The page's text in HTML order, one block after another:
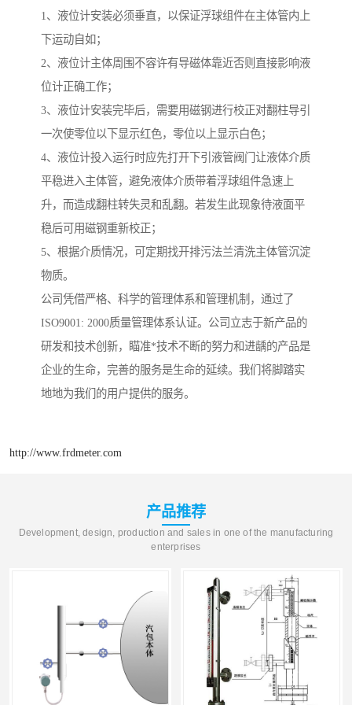
1、液位计安装必须垂直，以保证浮球组件在主体管内上
下运动自如；
2、液位计主体周围不容许有导磁体靠近否则直接影响液
位计正确工作；
3、液位计安装完毕后，需要用磁钢进行校正对翻柱导引
一次使零位以下显示红色，零位以上显示白色；
4、液位计投入运行时应先打开下引液管阀门让液体介质
平稳进入主体管，避免液体介质带着浮球组件急速上
升，而造成翻柱转失灵和乱翻。若发生此现象待液面平
稳后可用磁钢重新校正；
5、根据介质情况，可定期找开排污法兰清洗主体管沉淀
物质。
公司凭借严格、科学的管理体系和管理机制，通过了
ISO9001: 2000质量管理体系认证。公司立志于新产品的
研发和技术创新，瞄准*技术不断的努力和进龋的产品是
企业的生命，完善的服务是生命的延续。我们将脚踏实
地地为我们的用户提供的服务。
http://www.frdmeter.com
产品推荐
Development, design, production and sales in one of the manufacturing
enterprises